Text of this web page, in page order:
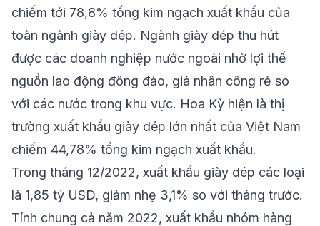
chiếm tới 78,8% tổng kim ngạch xuất khẩu của
toàn ngành giày dép. Ngành giày dép thu hút
được các doanh nghiệp nước ngoài nhờ lợi thế
nguồn lao động đông đảo, giá nhân công rẻ so
với các nước trong khu vực. Hoa Kỳ hiện là thị
trường xuất khẩu giày dép lớn nhất của Việt Nam
chiếm 44,78% tổng kim ngạch xuất khẩu.
Trong tháng 12/2022, xuất khẩu giày dép các loại
là 1,85 tỷ USD, giảm nhẹ 3,1% so với tháng trước.
Tính chung cả năm 2022, xuất khẩu nhóm hàng